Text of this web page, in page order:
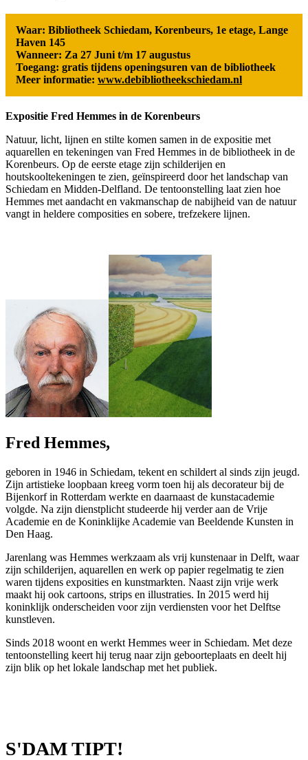
Waar: Bibliotheek Schiedam, Korenbeurs, 1e etage, Lange
Haven 145
Wanneer: Za 27 Juni t/m 17 augustus
Toegang: gratis tijdens openingsuren van de bibliotheek
Meer informatie: www.debibliotheekschiedam.nl
Expositie Fred Hemmes in de Korenbeurs
Natuur, licht, lijnen en stilte komen samen in de expositie met
aquarellen en tekeningen van Fred Hemmes in de bibliotheek in de
Korenbeurs. Op de eerste etage zijn schilderijen en
houtskooltekeningen te zien, geïnspireerd door het landschap van
Schiedam en Midden-Delfland. De tentoonstelling laat zien hoe
Hemmes met aandacht en vakmanschap de nabijheid van de natuur
vangt in heldere composities en sobere, trefzekere lijnen.
Fred Hemmes,
geboren in 1946 in Schiedam, tekent en schildert al sinds zijn jeugd.
Zijn artistieke loopbaan kreeg vorm toen hij als decorateur bij de
Bijenkorf in Rotterdam werkte en daarnaast de kunstacademie
volgde. Na zijn dienstplicht studeerde hij verder aan de Vrije
Academie en de Koninklijke Academie van Beeldende Kunsten in
Den Haag.
Jarenlang was Hemmes werkzaam als vrij kunstenaar in Delft, waar
zijn schilderijen, aquarellen en werk op papier regelmatig te zien
waren tijdens exposities en kunstmarkten. Naast zijn vrije werk
maakt hij ook cartoons, strips en illustraties. In 2015 werd hij
koninklijk onderscheiden voor zijn verdiensten voor het Delftse
kunstleven.
Sinds 2018 woont en werkt Hemmes weer in Schiedam. Met deze
tentoonstelling keert hij terug naar zijn geboorteplaats en deelt hij
zijn blik op het lokale landschap met het publiek.
S'DAM TIPT!